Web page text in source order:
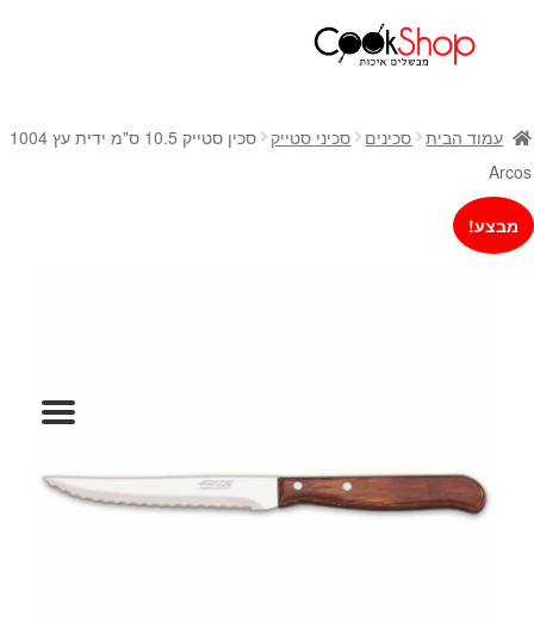
חנות
כלי בישול
סירים
מחבתות
כלי הגשה ואירוח
גיפט קארד
כלי בית
עמוד הבית סכינים סכיני סטייק
סכין סטייק 10.5 ס"מ ידית עץ 1004
Arcos
מבצע!